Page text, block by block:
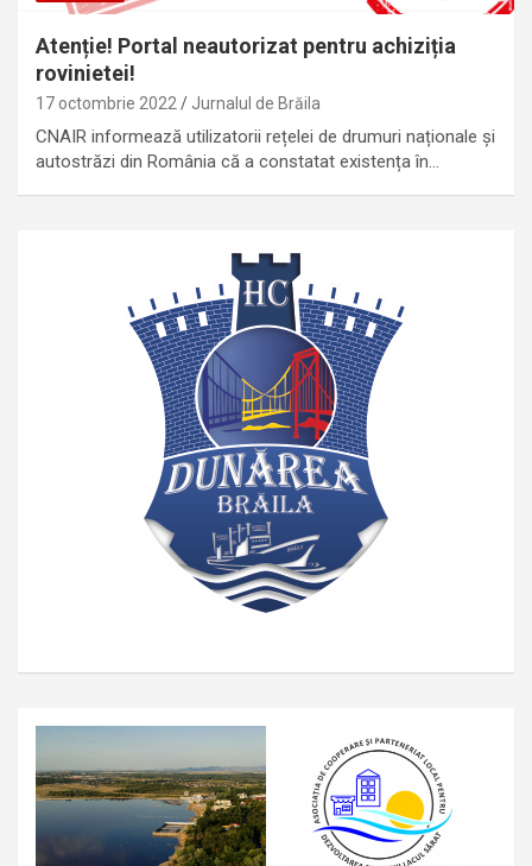
Atenție! Portal neautorizat pentru achiziția
rovinietei!
17 octombrie 2022 Jurnalul de Brăila
CNAIR informează utilizatorii rețelei de drumuri naționale și
autostrăzi din România că a constatat existența în…